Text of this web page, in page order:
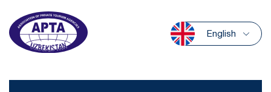
English